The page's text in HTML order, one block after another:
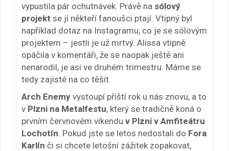
vypustila pár ochutnávek. Právě na sólový
projekt se jí někteří fanoušci ptají. Vtipný byl
například dotaz na Instagramu, co je se sólovým
projektem – jestli je už mrtvý. Alissa vtipně
opáčila v komentáři, že se naopak ještě ani
nenarodil, je asi ve druhém trimestru. Máme se
tedy zajisté na co těšit.
Arch Enemy vystoupí příští rok u nás znovu, a to
v Plzni na Metalfestu, který se tradičně koná o
prvním červnovém víkendu v Plzni v Amfiteátru
Lochotín . Pokud jste se letos nedostali do Fora
Karlín či si chcete letošní zážitek zopakovat,